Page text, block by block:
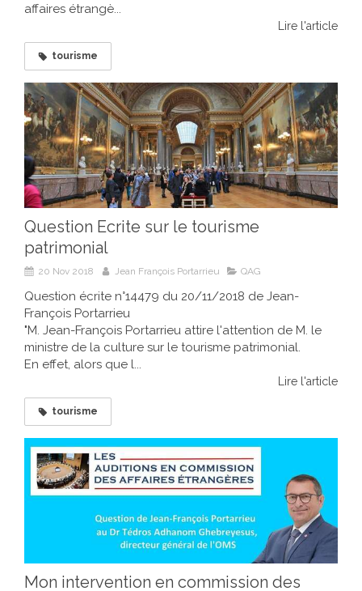
affaires étrangè...
Lire l'article
tourisme
Question Ecrite sur le tourisme
patrimonial
20 Nov 2018 Jean François Portarrieu QAG
Question écrite n°14479 du 20/11/2018 de Jean-
François Portarrieu
"M. Jean-François Portarrieu attire l'attention de M. le
ministre de la culture sur le tourisme patrimonial.
En effet, alors que l...
Lire l'article
tourisme
Mon intervention en commission des